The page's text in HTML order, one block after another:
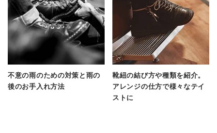
不意の雨のための対策と雨の
後のお手入れ方法
靴紐の結び方や種類を紹介。
アレンジの仕方で様々なテイ
ストに